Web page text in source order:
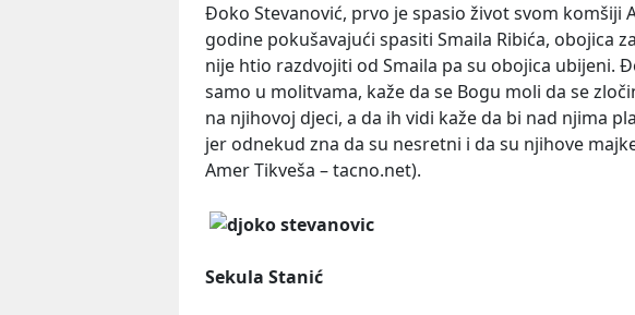
Đoko Stevanović, prvo je spasio život svom komšiji
godine pokušavajući spasiti Smaila Ribića, obojica
nije htio razdvojiti od Smaila pa su obojica ubijeni.
samo u molitvama, kaže da se Bogu moli da se
na njihovoj djeci, a da ih vidi kaže da bi nad njima
jer odnekud zna da su nesretni i da su njihove
Amer Tikveša – tacno.net).
Sekula Stanić